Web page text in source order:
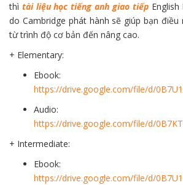
thì tài liệu học tiếng anh giao tiếpEnglish
do Cambridge phát hành sẽ giúp bạn điều
từ trình độ cơ bản đến nâng cao.
+ Elementary:
Ebook:
https://drive.google.com/file/d/
Audio:
https://drive.google.com/file/d/
+ Intermediate:
Ebook:
https://drive.google.com/file/d/